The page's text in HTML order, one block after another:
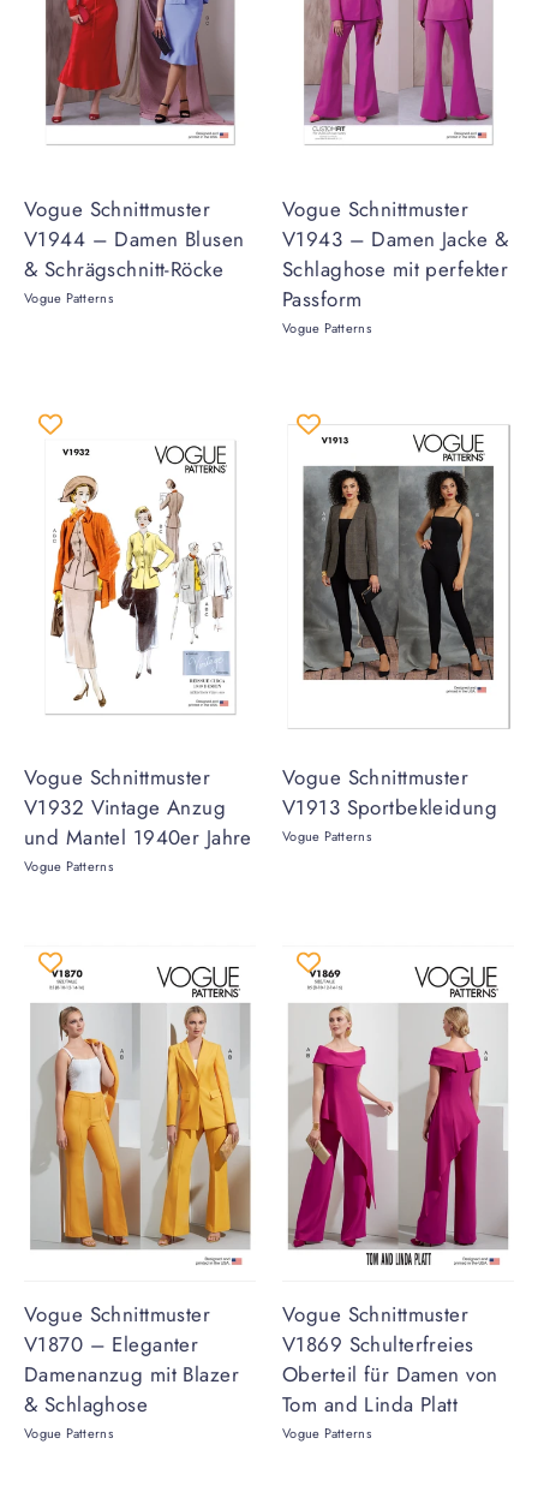
Vogue Schnittmuster
V1944 – Damen Blusen
& Schrägschnitt-Röcke
Vogue Patterns
Vogue Schnittmuster
V1943 – Damen Jacke &
Schlaghose mit perfekter
Passform
Vogue Patterns
Vogue Schnittmuster
V1932 Vintage Anzug
und Mantel 1940er Jahre
Vogue Patterns
Vogue Schnittmuster
V1913 Sportbekleidung
Vogue Patterns
Vogue Schnittmuster
V1870 – Eleganter
Damenanzug mit Blazer
& Schlaghose
Vogue Patterns
Vogue Schnittmuster
V1869 Schulterfreies
Oberteil für Damen von
Tom and Linda Platt
Vogue Patterns